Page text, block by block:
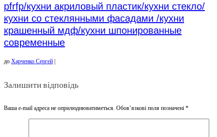
pfrfp/кухни акриловый пластик/кухни стекло/
кухни со стеклянными фасадами /кухни
крашенный мдф/кухни шпонированные
современные
до Харченко Сергей
Залишити відповідь
Ваша e-mail адреса не оприлюднюватиметься. Обов’язкові поля позначені *